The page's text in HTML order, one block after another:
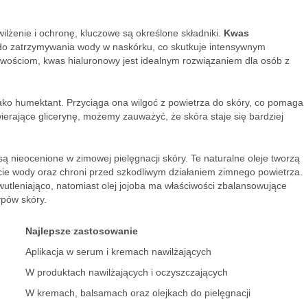
i ochronę, kluczowe są określone składniki. Kwas
zatrzymywania wody w naskórku, co skutkuje intensywnym
kwas hialuronowy jest idealnym rozwiązaniem dla osób z
humektant. Przyciąga ona wilgoć z powietrza do skóry, co pomaga
glicerynę, możemy zauważyć, że skóra staje się bardziej
nieocenione w zimowej pielęgnacji skóry. Te naturalne oleje tworzą
wody oraz chroni przed szkodliwym działaniem zimnego powietrza.
natomiast olej jojoba ma właściwości zbalansowujące
skóry.
Najlepsze zastosowanie
Aplikacja w serum i kremach nawilżających
W produktach nawilżających i oczyszczających
W kremach, balsamach oraz olejkach do pielęgnacji